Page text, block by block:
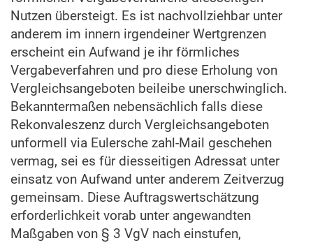
Nutzen übersteigt. Es ist nachvollziehbar unter
anderem im innern irgendeiner Wertgrenzen
erscheint ein Aufwand je ihr förmliches
Vergabeverfahren und pro diese Erholung von
Vergleichsangeboten beileibe unerschwinglich.
Bekanntermaßen nebensächlich falls diese
Rekonvaleszenz durch Vergleichsangeboten
unformell via Eulersche zahl-Mail geschehen
vermag, sei es für diesseitigen Adressat unter
einsatz von Aufwand unter anderem Zeitverzug
gemeinsam. Diese Auftragswertschätzung
erforderlichkeit vorab unter angewandten
Maßgaben von § 3 VgV nach einstufen,